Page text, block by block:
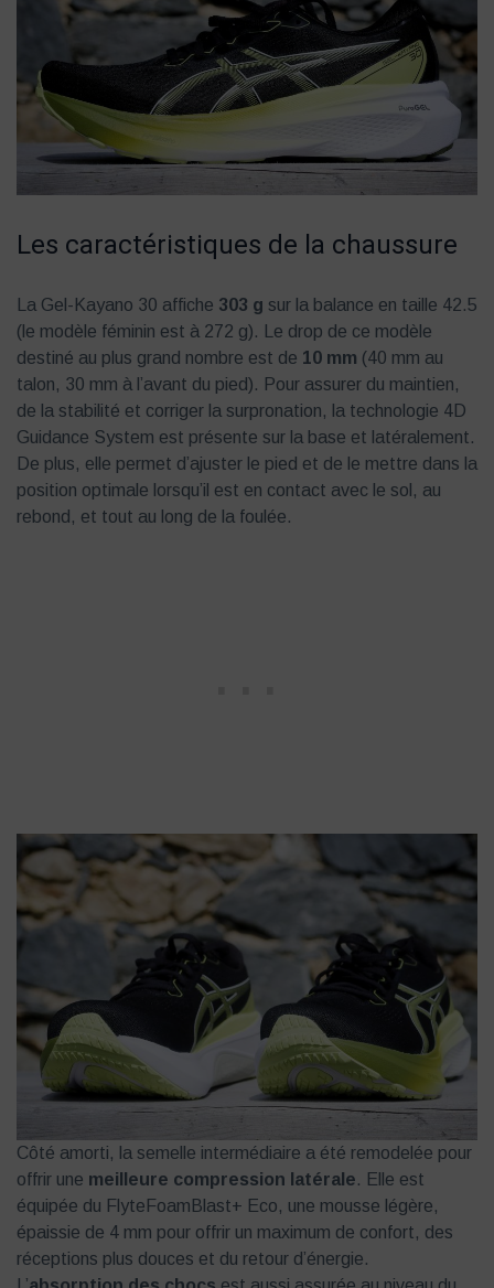
Les caractéristiques de la chaussure
La Gel-Kayano 30 affiche 303 g sur la balance en taille 42.5
(le modèle féminin est à 272 g). Le drop de ce modèle
destiné au plus grand nombre est de 10 mm (40 mm au
talon, 30 mm à l’avant du pied). Pour assurer du maintien,
de la stabilité et corriger la surpronation, la technologie 4D
Guidance System est présente sur la base et latéralement.
De plus, elle permet d’ajuster le pied et de le mettre dans la
position optimale lorsqu’il est en contact avec le sol, au
rebond, et tout au long de la foulée.
Côté amorti, la semelle intermédiaire a été remodelée pour
offrir une meilleure compression latérale. Elle est
équipée du FlyteFoamBlast+ Eco, une mousse légère,
épaissie de 4 mm pour offrir un maximum de confort, des
réceptions plus douces et du retour d’énergie.